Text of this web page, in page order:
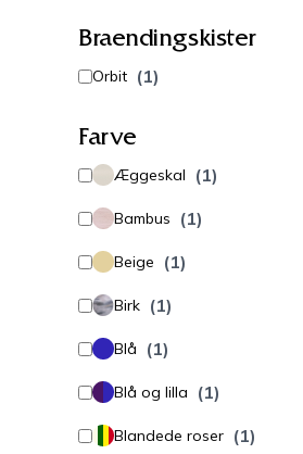
Braendingskister
Orbit (1)
Farve
Æggeskal (1)
Bambus (1)
Beige (1)
Birk (1)
Blå (1)
Blå og lilla (1)
Blandede roser (1)